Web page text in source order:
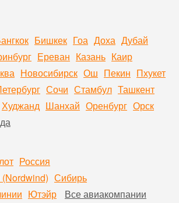
Бишкек Гоа Доха Дубай
Ереван Казань Каир
Новосибирск Ош Пекин Пхукет
Сочи Стамбул Ташкент
Худжанд Шанхай Оренбург Орск
Россия
Сибирь
Ютэйр Все авиакомпании